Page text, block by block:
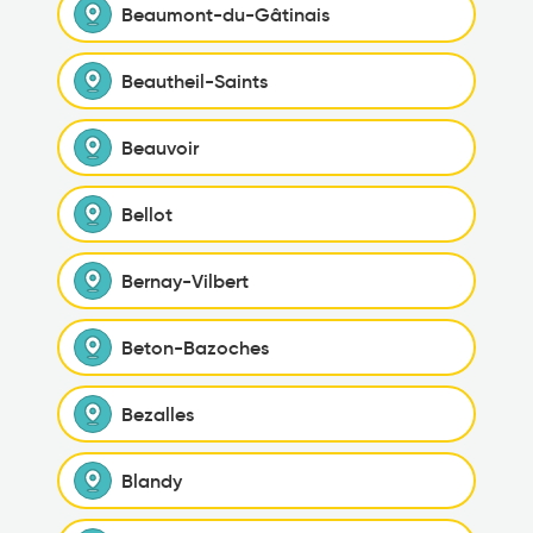
Beaumont-du-Gâtinais
Beautheil-Saints
Beauvoir
Bellot
Bernay-Vilbert
Beton-Bazoches
Bezalles
Blandy